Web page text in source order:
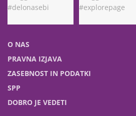
O NAS
PRAVNA IZJAVA
ZASEBNOST IN PODATKI
SPP
DOBRO JE VEDETI